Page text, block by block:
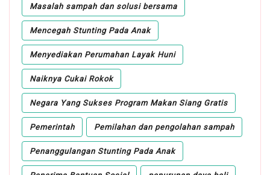
Masalah sampah dan solusi bersama
Mencegah Stunting Pada Anak
Menyediakan Perumahan Layak Huni
Naiknya Cukai Rokok
Negara Yang Sukses Program Makan Siang Gratis
Pemerintah Pemilahan dan pengolahan sampah
Penanggulangan Stunting Pada Anak